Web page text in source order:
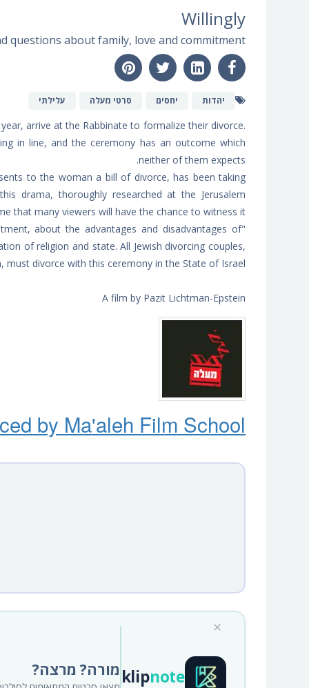
Willingly
questions about family, love and commitment
יהדות יחסים סרטי מעלה עלילתי
arrive at the Rabbinate to formalize their divorce.
in line, and the ceremony has an outcome which
neither of them expects.
to the woman a bill of divorce, has been taking
drama, thoroughly researched at the Jerusalem
that many viewers will have the chance to witness it.
about the advantages and disadvantages of
of religion and state. All Jewish divorcing couples,
divorce with this ceremony in the State of Israel.
A film by Pazit Lichtman-Epstein
by Ma'aleh Film School
klipnote מורה? מרצה?